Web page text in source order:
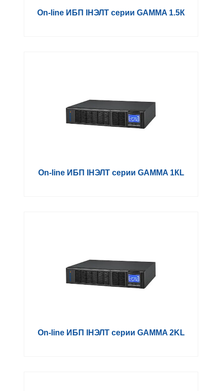
On-line ИБП IНЭЛТ серии GAMMA 1.5К
On-line ИБП IНЭЛТ серии GAMMA 1КL
On-line ИБП IНЭЛТ серии GAMMA 2KL